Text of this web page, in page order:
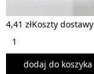
4,41 złKoszty dostawy
dodaj do koszyka